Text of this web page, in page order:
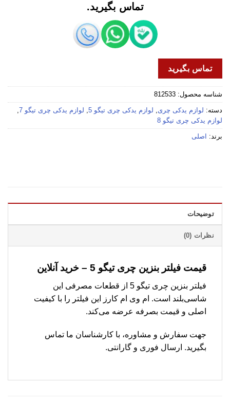
تماس بگیرید.
تماس بگیرید
شناسه محصول: 812533
دسته: لوازم یدکی چری, لوازم یدکی چری تیگو 5 , لوازم یدکی چری تیگو 7
,
لوازم یدکی چری تیگو 8
برند: اصلی
توضیحات
نظرات (0)
قیمت فیلتر بنزین چری تیگو 5 – خرید آنلاین
فیلتر بنزین چری تیگو 5 از قطعات مصرفی این
شاسی‌بلند است. ام وی ام کارز این فیلتر را با کیفیت
اصلی و قیمت بصرفه عرضه می‌کند.
جهت سفارش و مشاوره، با کارشناسان ما تماس
بگیرید. ارسال فوری و گارانتی.